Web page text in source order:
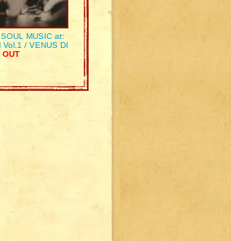
MUSIC at:
Vol.1 / VENUS DI
OUT